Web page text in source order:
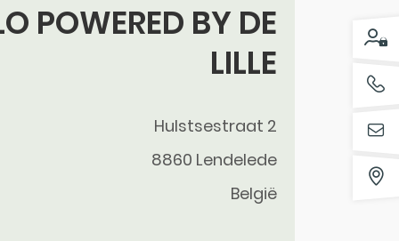
POWERED BY DE
LILLE
Hulstsestraat 2
8860 Lendelede
België